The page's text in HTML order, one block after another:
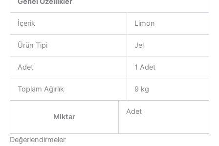
İçerik Limon
Ürün Tipi Jel
Adet 1 Adet
Toplam Ağırlık 9 kg
Miktar
Adet
Değerlendirmeler